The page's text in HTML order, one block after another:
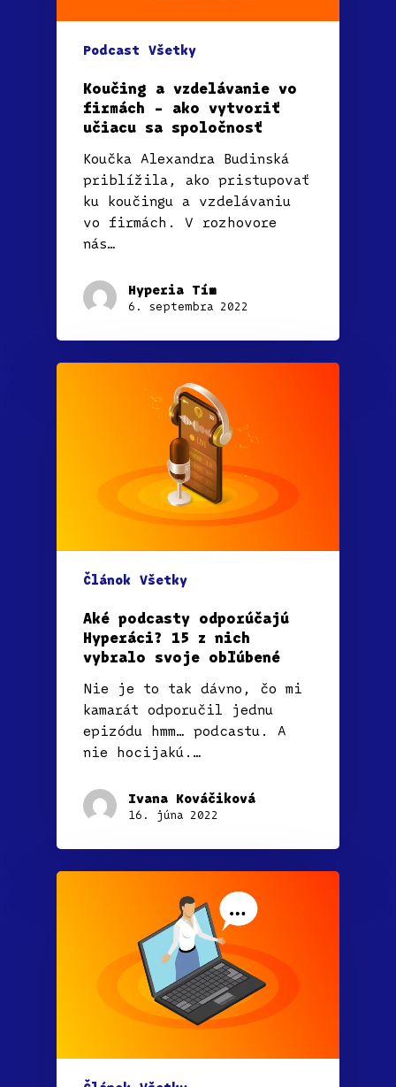
Podcast Všetky
Koučing a vzdelávanie vo
firmách – ako vytvoriť
učiacu sa spoločnosť
Koučka Alexandra Budinská
priblížila, ako pristupovať
ku koučingu a vzdelávaniu
vo firmách. V rozhovore
nás…
Hyperia Tím
6. septembra 2022
Článok Všetky
Aké podcasty odporúčajú
Hyperáci? 15 z nich
vybralo svoje obľúbené
Nie je to tak dávno, čo mi
kamarát odporučil jednu
epizódu hmm… podcastu. A
nie hocijakú.…
Ivana Kováčiková
16. júna 2022